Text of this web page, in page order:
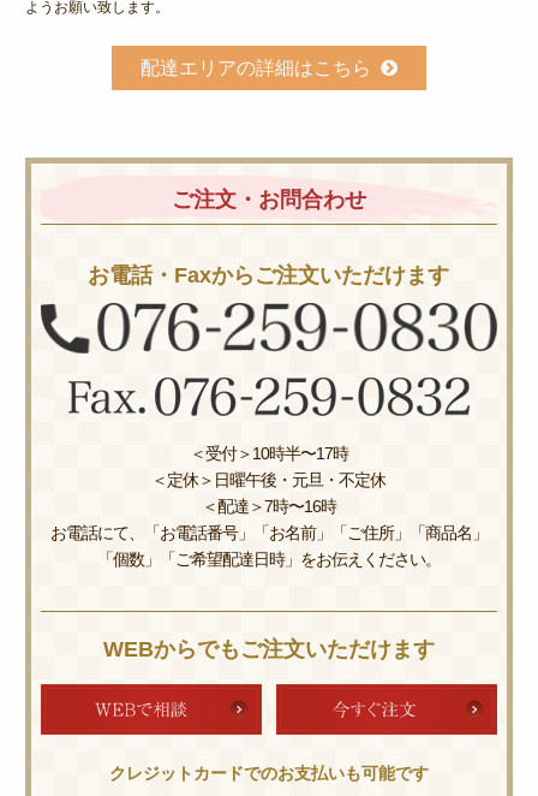
ようお願い致します。
配達エリアの詳細はこちら
ご注文・お問合わせ
お電話・Faxからご注文いただけます
＜受付＞10時半〜17時
＜定休＞日曜午後・元旦・不定休
＜配達＞7時〜16時
お電話にて、「お電話番号」「お名前」「ご住所」「商品名」
「個数」「ご希望配達日時」をお伝えください。
WEBからでもご注文いただけます
クレジットカードでのお支払いも可能です